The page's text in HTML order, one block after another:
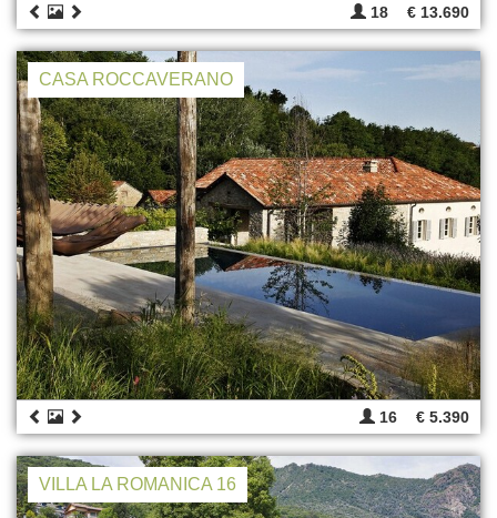
18 € 13.690
CASA ROCCAVERANO
16 € 5.390
VILLA LA ROMANICA 16